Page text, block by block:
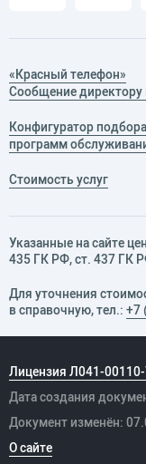
«Красный телефон»
Сообщение
Конфигуратор подбора
программ
Стоимость услуг
Указанные на сайте
435 ГК РФ, cт. 437 ГК
Для уточнения
в справочную, тел.: +7
Лицензия Л041-
Дата создания
Документ изменён:
О сайте